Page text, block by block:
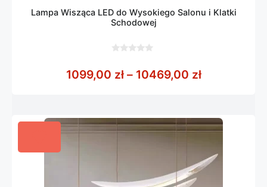
Lampa Wisząca LED do Wysokiego Salonu i Klatki
Schodowej
5
1099,00 zł – 10469,00 złZakres